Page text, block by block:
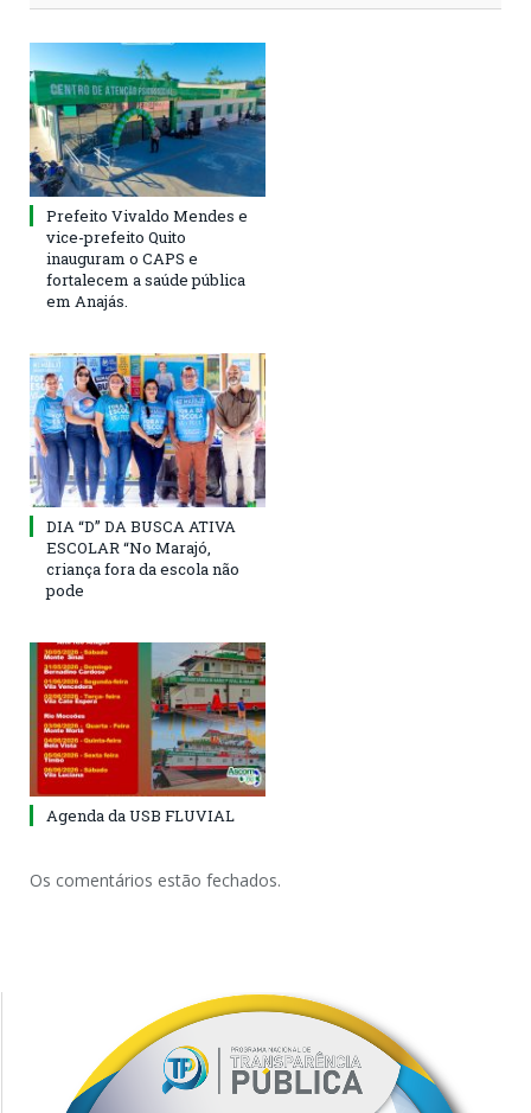
Prefeito Vivaldo Mendes e
vice-prefeito Quito
inauguram o CAPS e
fortalecem a saúde pública
em Anajás.
DIA “D” DA BUSCA ATIVA
ESCOLAR “No Marajó,
criança fora da escola não
pode
Agenda da USB FLUVIAL
Os comentários estão fechados.